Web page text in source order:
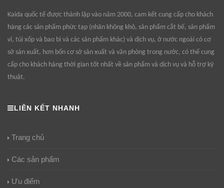
Kaida quốc tế được thành lập vào năm 2000, cam kết cung cấp cho khách
hàng các sản phẩm phức tạp (nhãn không khô, sản phẩm cắt bế, sản phẩm
vỉ, túi xốp và bao bì và các sản phẩm khác) và dịch vụ, ở nước ngoài có cơ
sở sản xuất, hơn bốn cơ sở sản xuất và văn phòng trong nước, có thể cung
cấp cho khách hàng thời gian tốt nhất về sản phẩm và dịch vụ và hỗ trợ kỹ
thuật.
LIÊN KẾT NHANH
Trang chủ
Các sản phẩm
Ưu điểm